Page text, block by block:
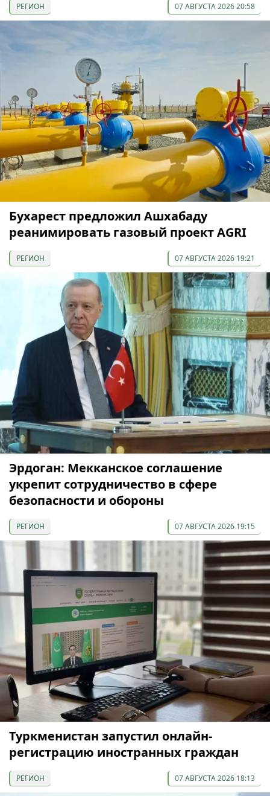
РЕГИОН 07 АВГУСТА 2026 20:58
Бухарест предложил Ашхабаду
реанимировать газовый проект AGRI
РЕГИОН 07 АВГУСТА 2026 19:21
Эрдоган: Мекканское соглашение
укрепит сотрудничество в сфере
безопасности и обороны
РЕГИОН 07 АВГУСТА 2026 19:15
Туркменистан запустил онлайн-
регистрацию иностранных граждан
РЕГИОН 07 АВГУСТА 2026 18:13